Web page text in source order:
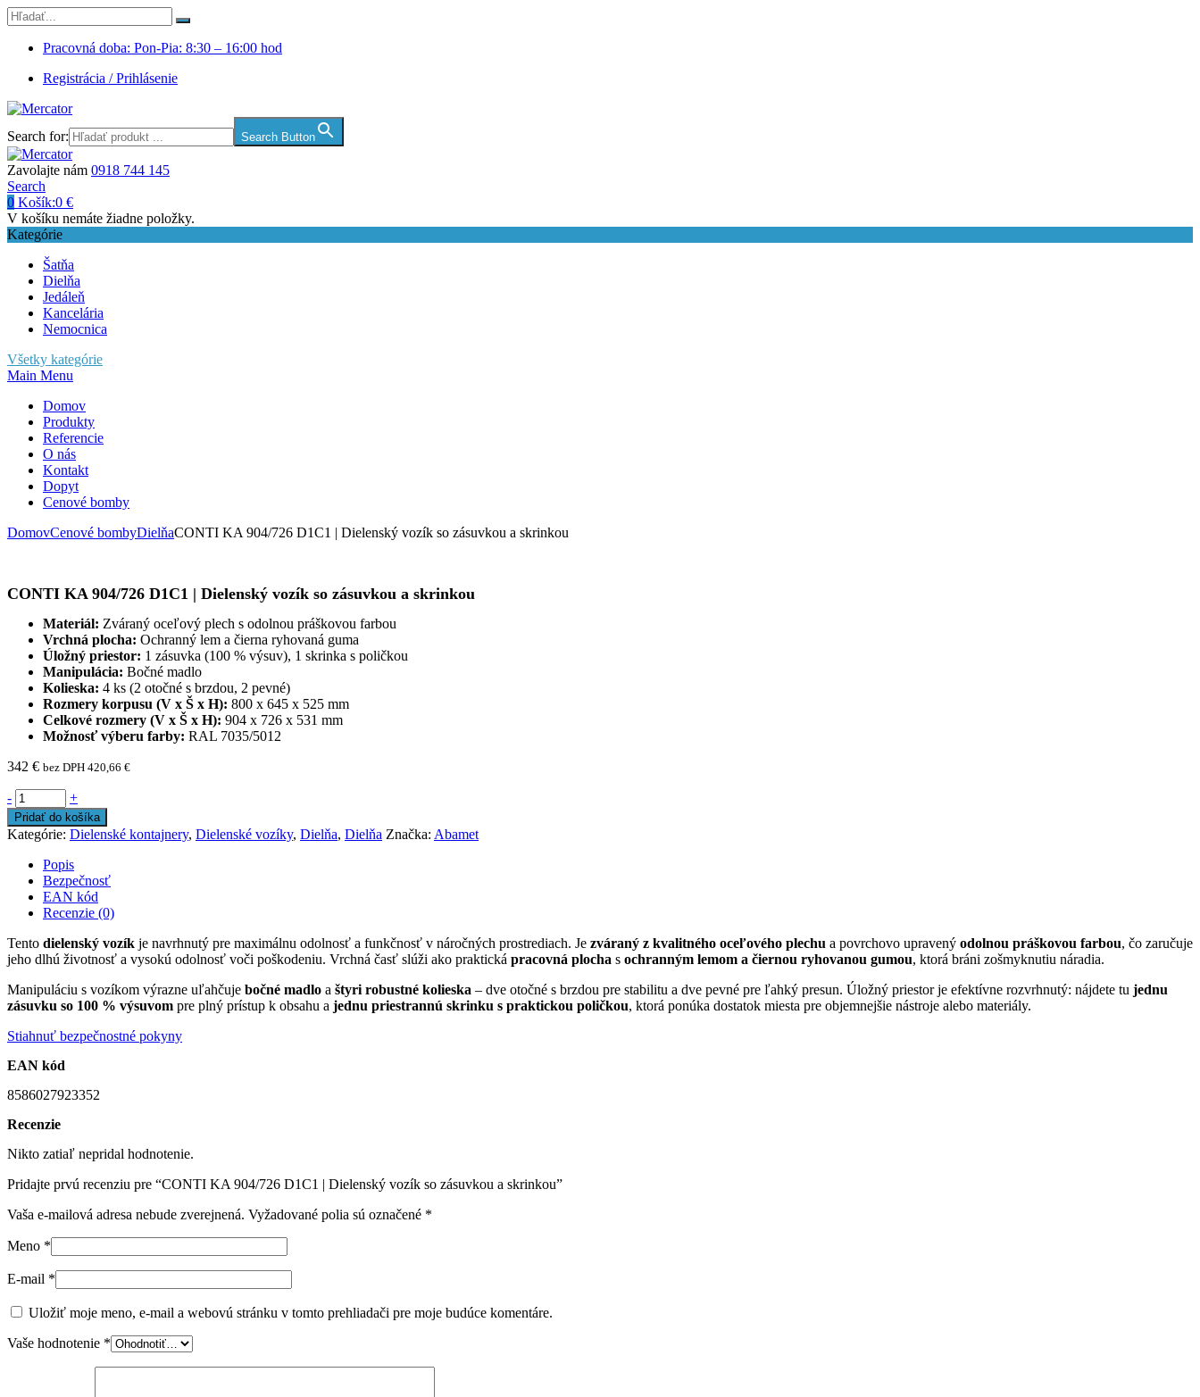
Pracovná doba: Pon-Pia: 8:30 – 16:00 hod
Registrácia / Prihlásenie
Search for: Search Button
Zavolajte nám 0918 744 145
Search
0 Košík:0 €
V košíku nemáte žiadne položky.
Kategórie
Šatňa
Dielňa
Jedáleň
Kancelária
Nemocnica
Všetky kategórie
Main Menu
Domov
Produkty
Referencie
O nás
Kontakt
Dopyt
Cenové bomby
DomovCenové bombyDielňaCONTI KA 904/726 D1C1 | Dielenský vozík so zásuvkou a skrinkou
CONTI KA 904/726 D1C1 | Dielenský vozík so zásuvkou a skrinkou
Materiál: Zváraný oceľový plech s odolnou práškovou farbou
Vrchná plocha: Ochranný lem a čierna ryhovaná guma
Úložný priestor: 1 zásuvka (100 % výsuv), 1 skrinka s poličkou
Manipulácia: Bočné madlo
Kolieska: 4 ks (2 otočné s brzdou, 2 pevné)
Rozmery korpusu (V x Š x H): 800 x 645 x 525 mm
Celkové rozmery (V x Š x H): 904 x 726 x 531 mm
Možnosť výberu farby: RAL 7035/5012
342 € bez DPH 420,66 €
- +
Pridať do košíka
Kategórie: Dielenské kontajnery, Dielenské vozíky, Dielňa, Dielňa Značka: Abamet
Popis
Bezpečnosť
EAN kód
Recenzie (0)
Tento dielenský vozík je navrhnutý pre maximálnu odolnosť a funkčnosť v náročných prostrediach. Je zváraný z kvalitného oceľového plechu a povrchovo upravený odolnou práškovou farbou, čo zaručuje
jeho dlhú životnosť a vysokú odolnosť voči poškodeniu. Vrchná časť slúži ako praktická pracovná plocha s ochranným lemom a čiernou ryhovanou gumou, ktorá bráni zošmyknutiu náradia.
Manipuláciu s vozíkom výrazne uľahčuje bočné madlo a štyri robustné kolieska – dve otočné s brzdou pre stabilitu a dve pevné pre ľahký presun. Úložný priestor je efektívne rozvrhnutý: nájdete tu jednu
zásuvku so 100 % výsuvom pre plný prístup k obsahu a jednu priestrannú skrinku s praktickou poličkou, ktorá ponúka dostatok miesta pre objemnejšie nástroje alebo materiály.
Stiahnuť bezpečnostné pokyny
EAN kód
8586027923352
Recenzie
Nikto zatiaľ nepridal hodnotenie.
Pridajte prvú recenziu pre “CONTI KA 904/726 D1C1 | Dielenský vozík so zásuvkou a skrinkou”
Vaša e-mailová adresa nebude zverejnená. Vyžadované polia sú označené *
Meno *
E-mail *
Uložiť moje meno, e-mail a webovú stránku v tomto prehliadači pre moje budúce komentáre.
Vaše hodnotenie *